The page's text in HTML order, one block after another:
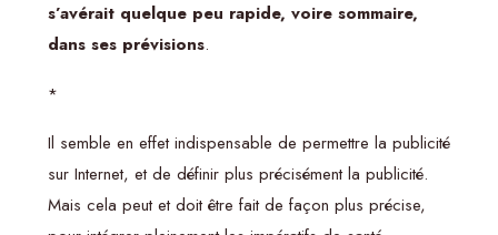
s’avérait quelque peu rapide, voire sommaire,
dans ses prévisions.
*
Il semble en effet indispensable de permettre la publicité
sur Internet, et de définir plus précisément la publicité.
Mais cela peut et doit être fait de façon plus précise,